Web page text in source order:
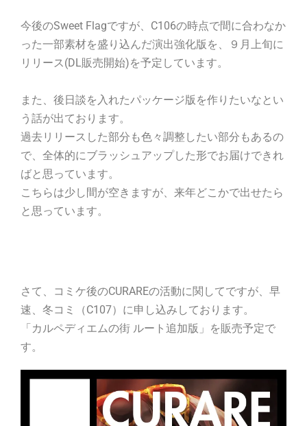
今後のSweet Flagですが、C106の時点で間に合わなか
った一部素材を盛り込んだ演出強化版を、９月上旬に
リリース(DL販売開始)を予定しています。
また、後日談を入れたパッケージ版を作りたいなとい
う話が出ております。
過去リリースした部分も色々調整したい部分もあるの
で、全体的にブラッシュアップした形でお届けできれ
ばと思っています。
こちらは少し間が空きますが、来年どこかで出せたら
と思っています。
さて、コミケ後のCURAREの活動に関してですが、早
速、冬コミ（C107）に申し込みしております。
「カルペディエムの街 ルート追加版」を販売予定で
す。